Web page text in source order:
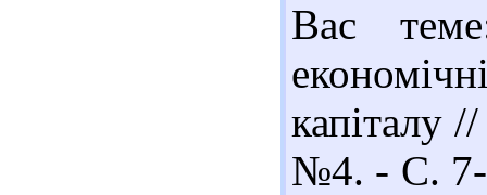
Вас
капіталу
№4. - С. 7-